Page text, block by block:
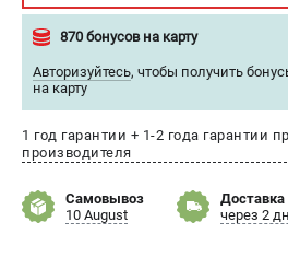
ИНФОРМАЦИЯ
Юридическим лицам
Контакты
Способы оплаты
О компании
О бренде
870 бонусов на карту
Авторизуйтесь, чтобы получить
на карту
1 год гарантии + 1-2 года гарантии
производителя
Самовывоз
10 August
Доставка
через 2